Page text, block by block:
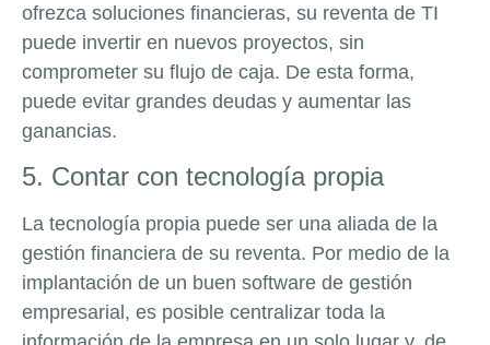
ofrezca soluciones financieras, su reventa de TI
puede invertir en nuevos proyectos, sin
comprometer su flujo de caja. De esta forma,
puede evitar grandes deudas y aumentar las
ganancias.
5. Contar con tecnología propia
La tecnología propia puede ser una aliada de la
gestión financiera de su reventa. Por medio de la
implantación de un buen software de gestión
empresarial, es posible centralizar toda la